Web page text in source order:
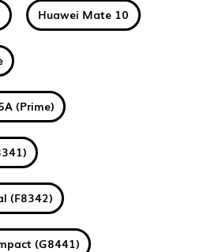
Huawei Mate 10
(Prime)
(F8342)
(G8441)